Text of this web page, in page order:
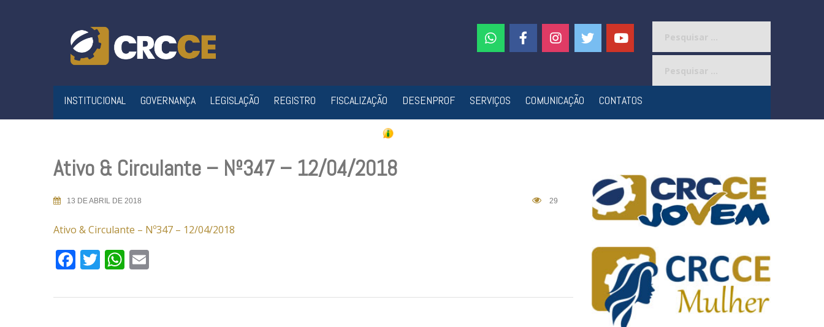
INSTITUCIONAL GOVERNANÇA LEGISLAÇÃO REGISTRO FISCALIZAÇÃO DESENPROF SERVIÇOS COMUNICAÇÃO CONTATOS
Ativo & Circulante – Nº347 – 12/04/2018
13 DE ABRIL DE 2018 29
Ativo & Circulante – Nº347 – 12/04/2018
Facebook
TwitterWhatsApp